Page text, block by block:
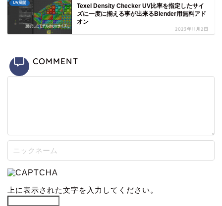
UV展開
Texel Density Checker UV比率を指定したサイ
ズに一度に揃える事が出来るBlender用無料アド
オン
2023年11月2日
COMMENT
上に表示された文字を入力してください。